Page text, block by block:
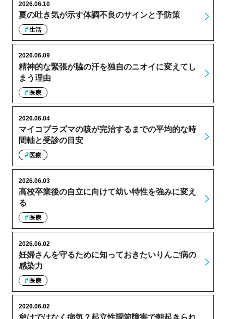
夏の吐き気が示す体調不良のサインと予防策
2026.06.10
生活
精神的な緊張が脇の汗を独自のニオイに変えてし
まう理由
2026.06.09
医療
マイコプラズマの咳が完治するまでの平均的な時
間軸と受診の目安
2026.06.04
医療
高校卒業後の自立に向けて幼い特性を強みに変え
る
2026.06.03
医療
妊婦さんを守るために知っておきたいりんご病の
感染力
2026.06.02
医療
怠けではなく病気？起立性調節障害で朝起きられ
2026.06.02